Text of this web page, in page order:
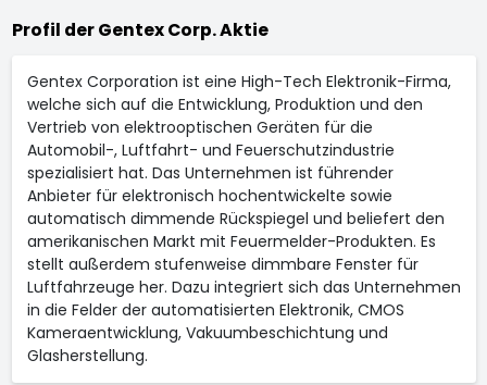
Profil der Gentex Corp. Aktie
Gentex Corporation ist eine High-Tech Elektronik-Firma,
welche sich auf die Entwicklung, Produktion und den
Vertrieb von elektrooptischen Geräten für die
Automobil-, Luftfahrt- und Feuerschutzindustrie
spezialisiert hat. Das Unternehmen ist führender
Anbieter für elektronisch hochentwickelte sowie
automatisch dimmende Rückspiegel und beliefert den
amerikanischen Markt mit Feuermelder-Produkten. Es
stellt außerdem stufenweise dimmbare Fenster für
Luftfahrzeuge her. Dazu integriert sich das Unternehmen
in die Felder der automatisierten Elektronik, CMOS
Kameraentwicklung, Vakuumbeschichtung und
Glasherstellung.